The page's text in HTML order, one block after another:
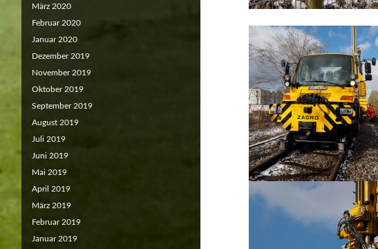
März 2020
Februar 2020
Januar 2020
Dezember 2019
November 2019
Oktober 2019
September 2019
August 2019
Juli 2019
Juni 2019
Mai 2019
April 2019
März 2019
Februar 2019
Januar 2019